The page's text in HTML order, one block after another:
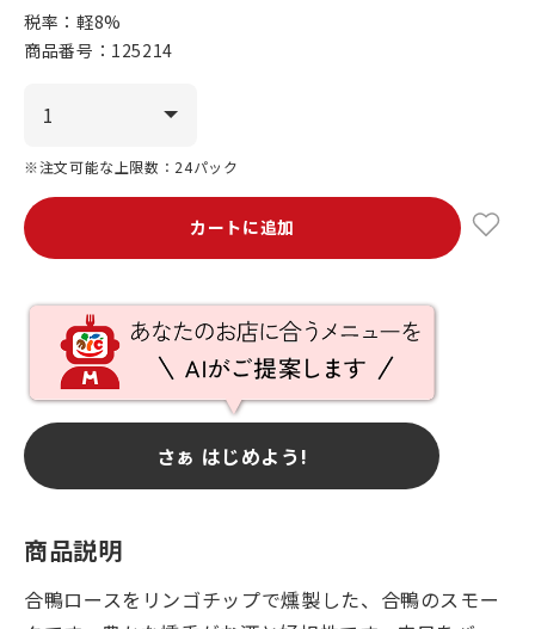
税率：軽8%
商品番号： 125214
※注文可能な上限数：24パック
カートに追加
さぁ はじめよう!
商品説明
合鴨ロースをリンゴチップで燻製した、合鴨のスモー